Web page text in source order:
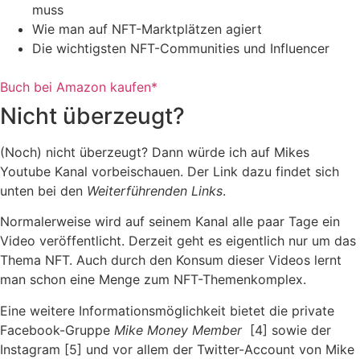
muss
Wie man auf NFT-Marktplätzen agiert
Die wichtigsten NFT-Communities und Influencer
Buch bei Amazon kaufen*
Nicht überzeugt?
(Noch) nicht überzeugt? Dann würde ich auf Mikes
Youtube Kanal vorbeischauen. Der Link dazu findet sich
unten bei den Weiterführenden Links.
Normalerweise wird auf seinem Kanal alle paar Tage ein
Video veröffentlicht. Derzeit geht es eigentlich nur um das
Thema NFT. Auch durch den Konsum dieser Videos lernt
man schon eine Menge zum NFT-Themenkomplex.
Eine weitere Informationsmöglichkeit bietet die private
Facebook-Gruppe Mike Money Member[4] sowie der
Instagram [5] und vor allem der Twitter-Account von Mike